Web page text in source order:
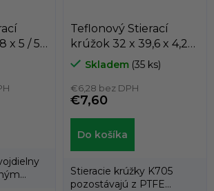
x 5 / 5
Teflonový Stierací
krúžok 32 x 39,6 x 4,2
K705-032
PTFE+bronz/NBR ,
KASTAS
Skladem (35 ks)
€6,28 bez DPH
€7,60
Do košíka
Stieracie krúžky K705
pozostávajú z PTFE